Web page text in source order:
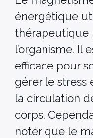
énergétique
thérapeutique
l’organisme. Il
efficace pour
gérer le stress
la circulation
corps.
noter que le